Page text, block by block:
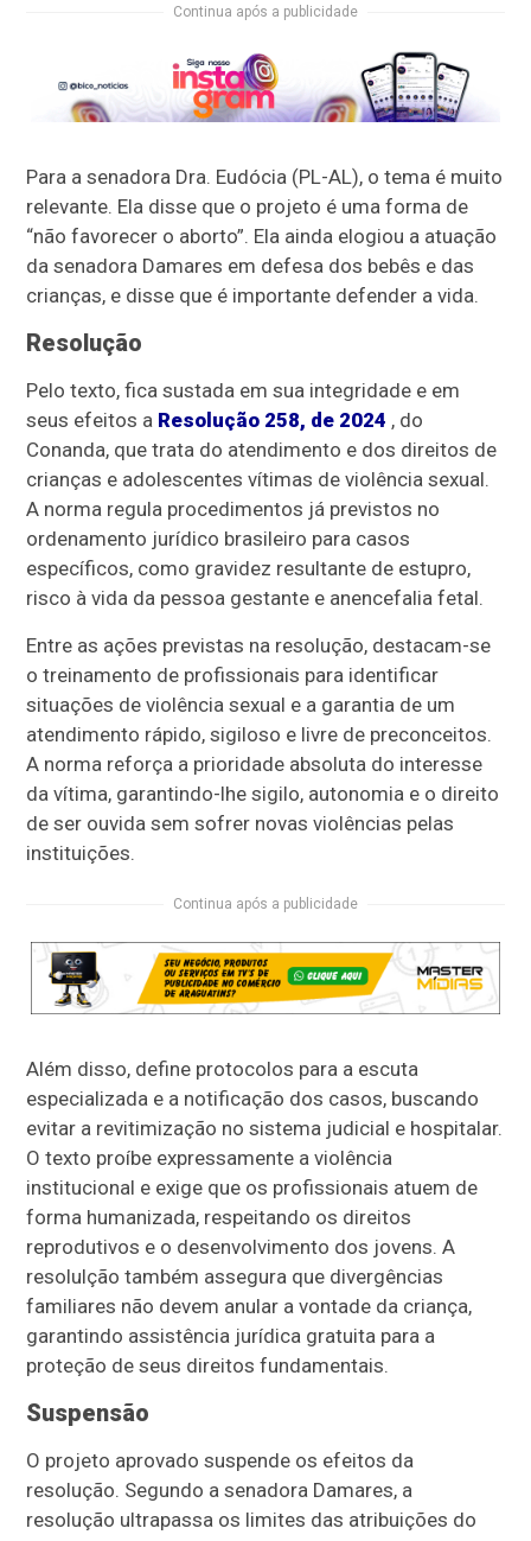
Continua após a publicidade
Para a senadora Dra. Eudócia (PL-AL), o tema é muito
relevante. Ela disse que o projeto é uma forma de
“não favorecer o aborto”. Ela ainda elogiou a atuação
da senadora Damares em defesa dos bebês e das
crianças, e disse que é importante defender a vida.
Resolução
Pelo texto, fica sustada em sua integridade e em
seus efeitos a Resolução 258, de 2024 , do
Conanda, que trata do atendimento e dos direitos de
crianças e adolescentes vítimas de violência sexual.
A norma regula procedimentos já previstos no
ordenamento jurídico brasileiro para casos
específicos, como gravidez resultante de estupro,
risco à vida da pessoa gestante e anencefalia fetal.
Entre as ações previstas na resolução, destacam-se
o treinamento de profissionais para identificar
situações de violência sexual e a garantia de um
atendimento rápido, sigiloso e livre de preconceitos.
A norma reforça a prioridade absoluta do interesse
da vítima, garantindo-lhe sigilo, autonomia e o direito
de ser ouvida sem sofrer novas violências pelas
instituições.
Continua após a publicidade
Além disso, define protocolos para a escuta
especializada e a notificação dos casos, buscando
evitar a revitimização no sistema judicial e hospitalar.
O texto proíbe expressamente a violência
institucional e exige que os profissionais atuem de
forma humanizada, respeitando os direitos
reprodutivos e o desenvolvimento dos jovens. A
resolulção também assegura que divergências
familiares não devem anular a vontade da criança,
garantindo assistência jurídica gratuita para a
proteção de seus direitos fundamentais.
Suspensão
O projeto aprovado suspende os efeitos da
resolução. Segundo a senadora Damares, a
resolução ultrapassa os limites das atribuições do